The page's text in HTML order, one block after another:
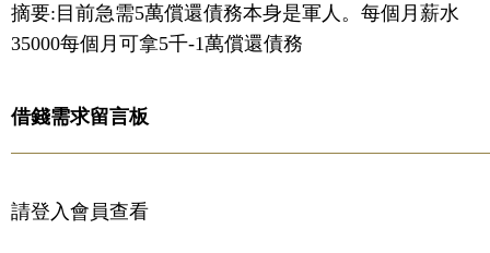
摘要:目前急需5萬償還債務本身是軍人。每個月薪水
35000每個月可拿5千-1萬償還債務
借錢需求留言板
請登入會員查看